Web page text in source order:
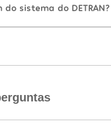
sistema do DETRAN?